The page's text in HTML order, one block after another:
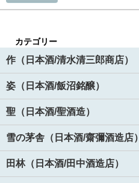
カテゴリー
作（日本酒/清水清三郎商店）
姿（日本酒/飯沼銘醸）
聖（日本酒/聖酒造）
雪の茅舎（日本酒/齋彌酒造店）
田林（日本酒/田中酒造店）